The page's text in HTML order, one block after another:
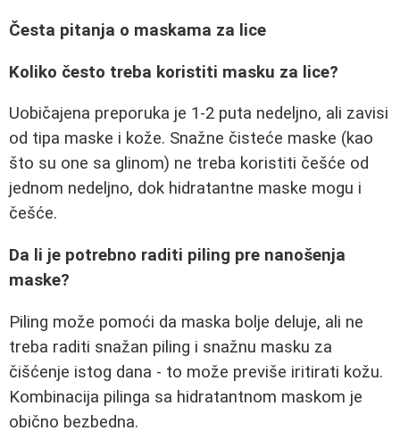
Česta pitanja o maskama za lice
Koliko često treba koristiti masku za lice?
Uobičajena preporuka je 1-2 puta nedeljno, ali zavisi
od tipa maske i kože. Snažne čisteće maske (kao
što su one sa glinom) ne treba koristiti češće od
jednom nedeljno, dok hidratantne maske mogu i
češće.
Da li je potrebno raditi piling pre nanošenja
maske?
Piling može pomoći da maska bolje deluje, ali ne
treba raditi snažan piling i snažnu masku za
čišćenje istog dana - to može previše iritirati kožu.
Kombinacija pilinga sa hidratantnom maskom je
obično bezbedna.